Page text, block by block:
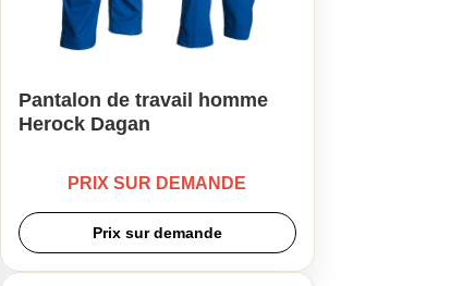
Pantalon de travail homme
Herock Dagan
PRIX SUR DEMANDE
Prix sur demande